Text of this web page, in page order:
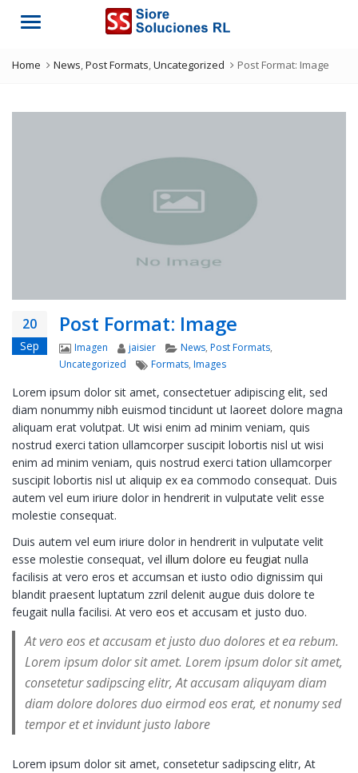
Menu
Home News,Post Formats,Uncategorized Post Format: Image
20
Sep
Post Format: Image
Format
Imagen Author
jaisier Categories
News, Post Formats,
Uncategorized
Tags
Formats, Images
Lorem ipsum dolor sit amet, consectetuer adipiscing elit, sed
diam nonummy nibh euismod tincidunt ut laoreet dolore magna
aliquam erat volutpat. Ut wisi enim ad minim veniam, quis
nostrud exerci tation ullamcorper suscipit lobortis nisl ut wisi
enim ad minim veniam, quis nostrud exerci tation ullamcorper
suscipit lobortis nisl ut aliquip ex ea commodo consequat. Duis
autem vel eum iriure dolor in hendrerit in vulputate velit esse
molestie consequat.
Duis autem vel eum iriure dolor in hendrerit in vulputate velit
esse molestie consequat, vel illum dolore eu feugiat nulla
facilisis at vero eros et accumsan et iusto odio dignissim qui
blandit praesent luptatum zzril delenit augue duis dolore te
feugait nulla facilisi. At vero eos et accusam et justo duo.
At vero eos et accusam et justo duo dolores et ea rebum.
Lorem ipsum dolor sit amet. Lorem ipsum dolor sit amet,
consetetur sadipscing elitr, At accusam aliquyam diam
diam dolore dolores duo eirmod eos erat, et nonumy sed
tempor et et invidunt justo labore
Lorem ipsum dolor sit amet, consetetur sadipscing elitr, At